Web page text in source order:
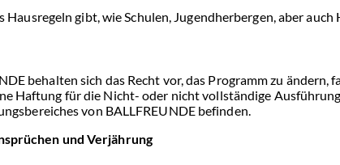
gibt, wie Schulen, Jugendherbergen, aber
behalten sich das Recht vor, das Programm zu ändern,
Haftung für die Nicht- oder nicht vollständige
von BALLFREUNDE befinden.
und Verjährung